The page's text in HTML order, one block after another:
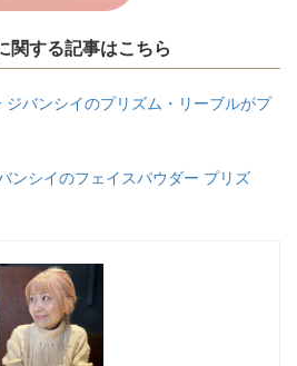
関する記事はこちら
バンシイのプリズム・リーブルがプ
ンシイのフェイスパウダー プリズ